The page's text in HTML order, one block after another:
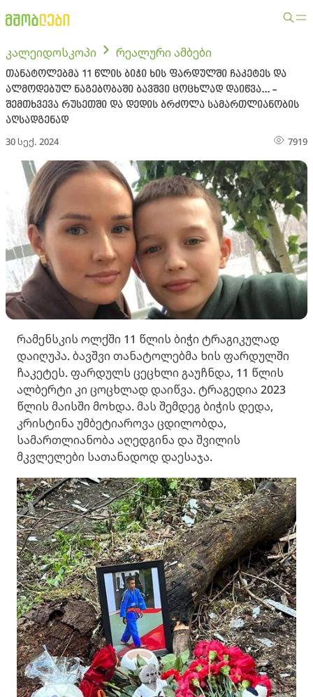
კალეიდოსკოპი რეალური ამბები
თანატოლებმა 11 წლის ბიჭი ხის ფარდულში ჩაკეტეს და
ალმოდებულ ნაგებობაში ბავშვი ცოცხლად დაიწვა... -
შემთხვევა რუსეთში და დედის ბრძოლა სამართლიანობის
აღსადგენად
30 სექ. 2024 7919
რამენსკის ოლქში 11 წლის ბიჭი ტრაგიკულად
დაიღუპა. ბავშვი თანატოლებმა ხის ფარდულში
ჩაკეტეს. ფარდულს ცეცხლი გაუჩნდა, 11 წლის
ალბერტი კი ცოცხლად დაიწვა. ტრაგედია 2023
წლის მაისში მოხდა. მას შემდეგ ბიჭის დედა,
კრისტინა უმბეტიაროვა ცდილობდა,
სამართლიანობა აღედგინა და შვილის
მკვლელები სათანადოდ დაესაჯა.